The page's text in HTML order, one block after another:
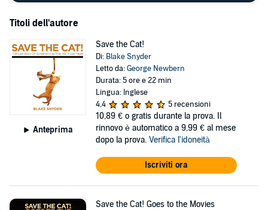
Titoli dell'autore
Anteprima
Save the Cat!
Di: Blake Snyder
Letto da:George Newbern
Durata: 5 ore e 22 min
Lingua: Inglese
4,4
5 recensioni
10,89 € o gratis durante la prova. Il
rinnovo è automatico a 9,99 € al mese
dopo la prova. Verifica l'idoneità
Iscriviti ora
Save the Cat! Goes to the Movies